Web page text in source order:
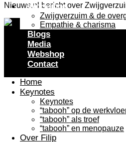
Workshop
Zwijgverzuim & de
Empathie & charisma
Blogs
Media
Webshop
Contact
Home
Keynotes
Keynotes
“tabooh” op de
“tabooh” als troef
“tabooh” en menopauze
Over Filip
Nieuws.nl bericht over